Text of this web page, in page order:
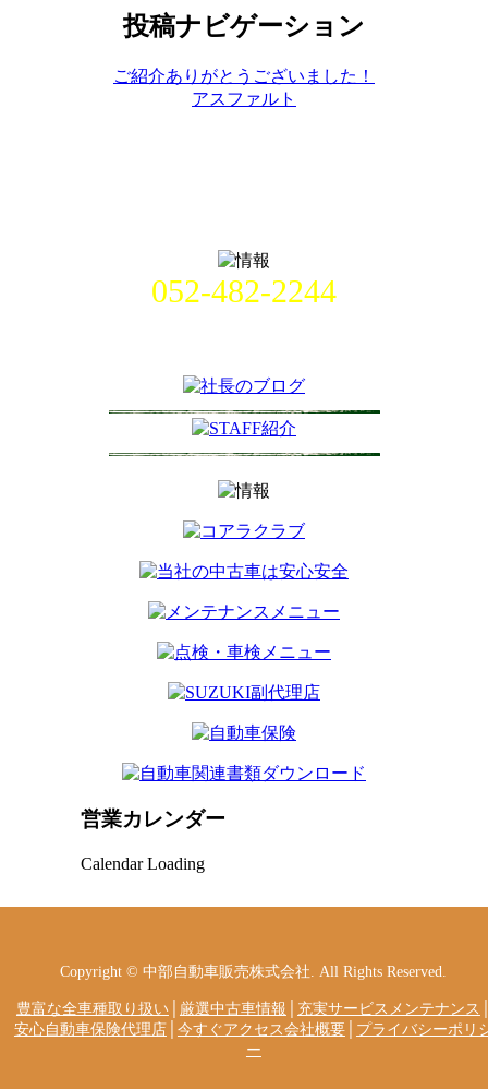
投稿ナビゲーション
ご紹介ありがとうございました！
アスファルト
052-482-2244
営業カレンダー
Calendar Loading
Copyright © 中部自動車販売株式会社. All Rights Reserved.
豊富な全車種取り扱い│ 厳選中古車情報 充実サービスメンテナンス
安心自動車保険代理店│ 今すぐアクセス会社概要│ プライバシーポリ
ー